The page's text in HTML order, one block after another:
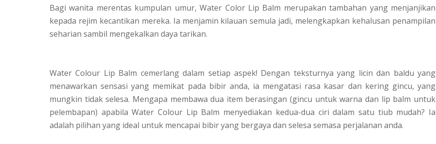
Bagi wanita merentas kumpulan umur, Water Color Lip Balm merupakan tambahan yang menjanjikan
kepada rejim kecantikan mereka. Ia menjamin kilauan semula jadi, melengkapkan kehalusan penampilan
seharian sambil mengekalkan daya tarikan.
Water Colour Lip Balm cemerlang dalam setiap aspek! Dengan teksturnya yang licin dan baldu yang
menawarkan sensasi yang memikat pada bibir anda, ia mengatasi rasa kasar dan kering gincu, yang
mungkin tidak selesa. Mengapa membawa dua item berasingan (gincu untuk warna dan lip balm untuk
pelembapan) apabila Water Colour Lip Balm menyediakan kedua-dua ciri dalam satu tiub mudah? Ia
adalah pilihan yang ideal untuk mencapai bibir yang bergaya dan selesa semasa perjalanan anda.